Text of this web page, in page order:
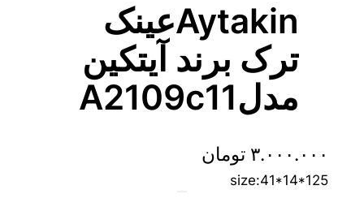
Aytakinعینک
ترک برند آیتکین
مدلA2109c11
۳.۰۰۰.۰۰۰ تومان
size:41*14*125